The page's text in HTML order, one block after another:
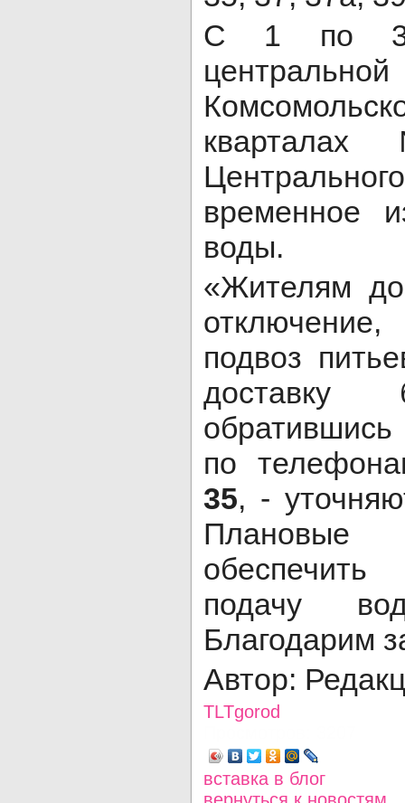
С 1 по 3
временное
воды.
«Жителям
отключение,
подвоз
доставку
по
35, -
Плановые
подачу
Благодарим
Автор:
TLTgorod
вставка в блог